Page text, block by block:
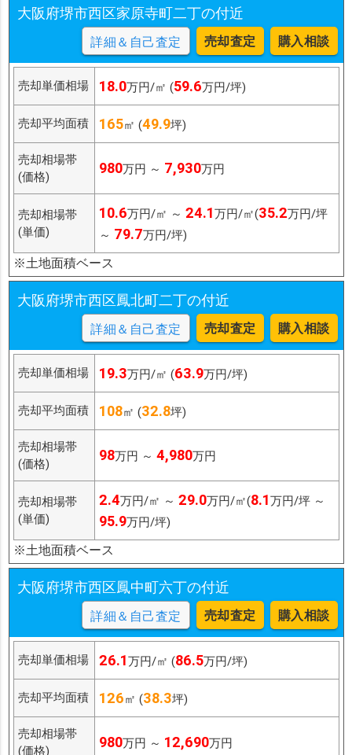
大阪府堺市西区家原寺町二丁の付近
詳細＆自己査定 売却査定 購入相談
売却単価相場 18.0万円/㎡ (59.6万円/坪)
売却平均面積 165㎡ (49.9坪)
売却相場帯
(価格)
980万円 ～ 7,930万円
売却相場帯
(単価)
10.6万円/㎡ ～ 24.1万円/㎡(35.2万円/坪
～ 79.7万円/坪)
※土地面積ベース
大阪府堺市西区鳳北町二丁の付近
詳細＆自己査定 売却査定 購入相談
売却単価相場 19.3万円/㎡ (63.9万円/坪)
売却平均面積 108㎡ (32.8坪)
売却相場帯
(価格)
98万円 ～ 4,980万円
売却相場帯
(単価)
2.4万円/㎡ ～ 29.0万円/㎡(8.1万円/坪 ～
95.9万円/坪)
※土地面積ベース
大阪府堺市西区鳳中町六丁の付近
詳細＆自己査定 売却査定 購入相談
売却単価相場 26.1万円/㎡ (86.5万円/坪)
売却平均面積 126㎡ (38.3坪)
売却相場帯
(価格)
980万円 ～ 12,690万円